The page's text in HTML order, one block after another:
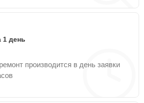
1 день
производится в день заявки